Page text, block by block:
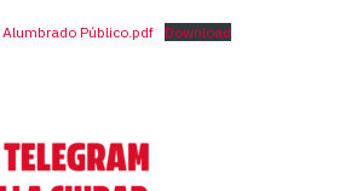
Público.pdf Download